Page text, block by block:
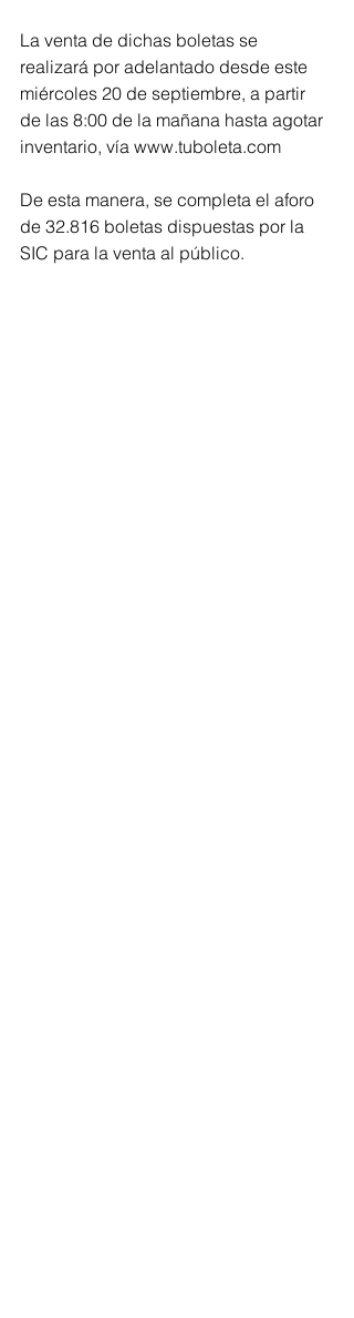
La venta de dichas boletas se
realizará por adelantado desde este
miércoles 20 de septiembre, a partir
de las 8:00 de la mañana hasta agotar
inventario, vía www.tuboleta.com
De esta manera, se completa el aforo
de 32.816 boletas dispuestas por la
SIC para la venta al público.